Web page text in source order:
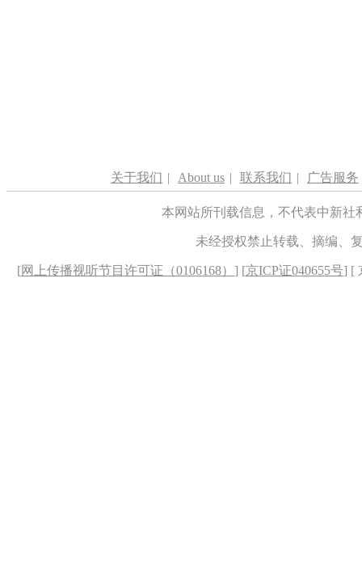
关于我们 | About us | 联系我们 | 广告服务
本网站所刊载信息，不代表中新
未经授权禁止转载、摘编、
[网上传播视听节目许可证（0106168） ] [京ICP证040655号] [